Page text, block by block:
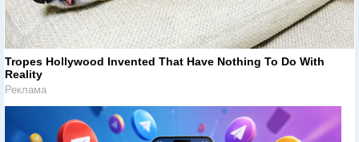
Tropes Hollywood Invented That Have Nothing To Do With
Reality
Реклама